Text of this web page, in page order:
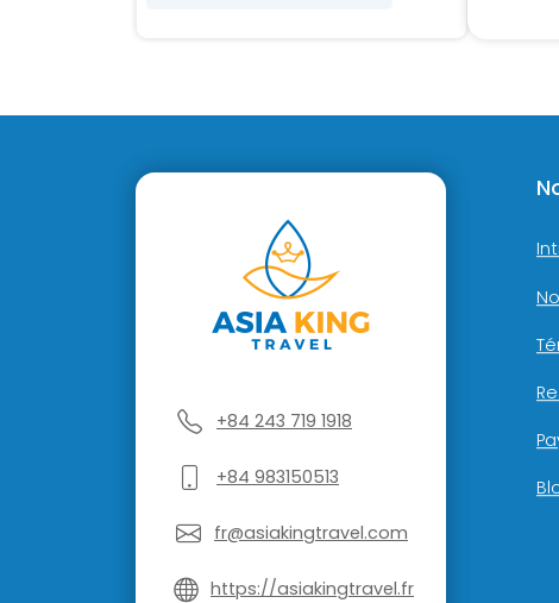
+84 243 719 1918
+84 983150513
fr@asiakingtravel.com
https://asiakingtravel.fr